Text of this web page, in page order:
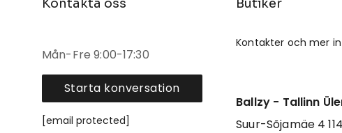
Kontakta oss
Mån-Fre 9:00-17:30
Starta konversation
[email protected]
Butiker
Kontakter och mer
Ballzy - Tallinn
Suur-Sõjamäe 4